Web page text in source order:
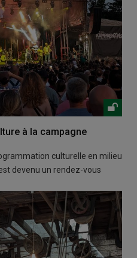
à la campagne
culturelle en milieu
devenu un rendez-vous